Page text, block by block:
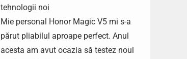
tehnologii noi
Mie personal Honor Magic V5 mi s-a
părut pliabilul aproape perfect. Anul
acesta am avut ocazia să testez noul